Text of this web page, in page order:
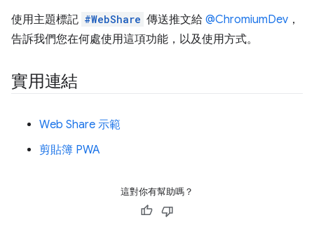
使用主題標記 #WebShare 傳送推文給 @ChromiumDev ，
告訴我們您在何處使用這項功能，以及使用方式。
實用連結
Web Share 示範
剪貼簿 PWA
這對你有幫助嗎？